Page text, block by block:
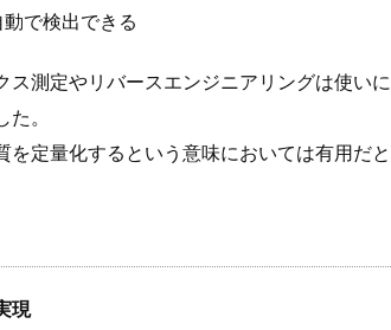
で検出できる
測定やリバースエンジニアリングは使いに
。
定量化するという意味においては有用だと
現